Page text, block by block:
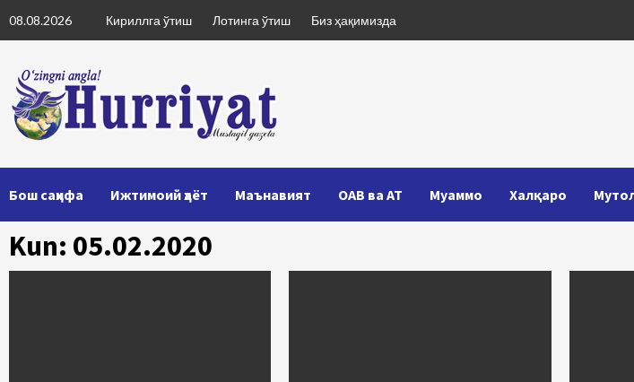
to
08.08.2026 Кириллга ўтиш Лотинга ўтиш Биз ҳақимизда
Бош саҳифа Ижтимоий ҳаёт Маънавият ОАВ ва АТ Муаммо Халқаро
Kun: 05.02.2020